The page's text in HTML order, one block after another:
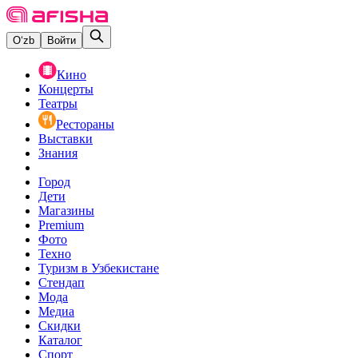
O‘zb Войти
Кино
Концерты
Театры
Рестораны
Выставки
Знания
Город
Дети
Магазины
Premium
Фото
Техно
Туризм в Узбекистане
Стендап
Мода
Медиа
Скидки
Каталог
Спорт